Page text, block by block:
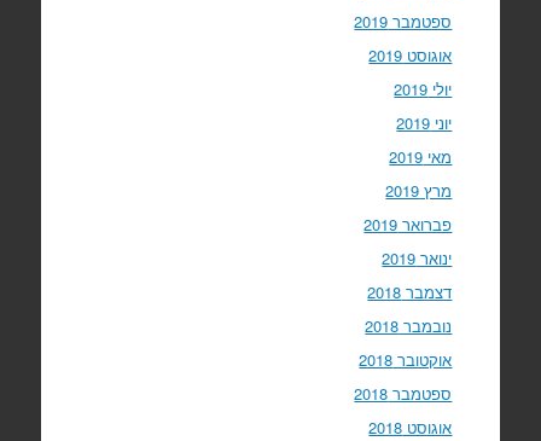
ספטמבר 2019
אוגוסט 2019
יולי 2019
יוני 2019
מאי 2019
מרץ 2019
פברואר 2019
ינואר 2019
דצמבר 2018
נובמבר 2018
אוקטובר 2018
ספטמבר 2018
אוגוסט 2018